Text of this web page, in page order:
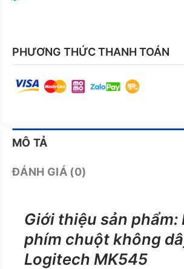
PHƯƠNG THỨC THANH TOÁN
MÔ TẢ
ĐÁNH GIÁ (0)
Giới thiệu sản phẩm:
phím chuột không
Logitech MK545